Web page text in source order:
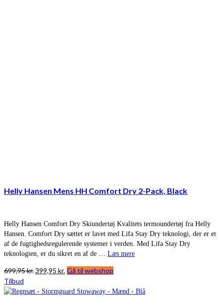
Helly Hansen Mens HH Comfort Dry 2-Pack, Black
Helly Hansen Comfort Dry Skiundertøj Kvalitets termoundertøj fra Helly
Hansen. Comfort Dry sættet er lavet med Lifa Stay Dry teknologi, der er et
af de fugtighedsregulerende systemer i verden. Med Lifa Stay Dry
teknologien, er du sikret en af de … Læs mere
699,95kr.Den
pris
399,95 kr. Den
pris
Gå til webshop
Tilbud